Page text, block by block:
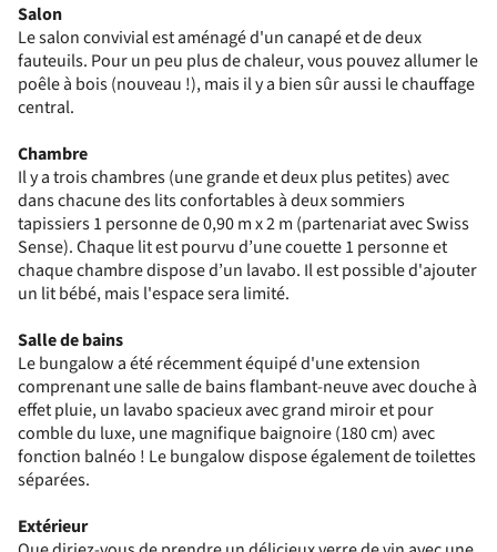
Salon
Le salon convivial est aménagé d'un canapé et de deux
fauteuils. Pour un peu plus de chaleur, vous pouvez allumer le
poêle à bois (nouveau !), mais il y a bien sûr aussi le chauffage
central.
Chambre
Il y a trois chambres (une grande et deux plus petites) avec
dans chacune des lits confortables à deux sommiers
tapissiers 1 personne de 0,90 m x 2 m (partenariat avec Swiss
Sense). Chaque lit est pourvu d’une couette 1 personne et
chaque chambre dispose d’un lavabo. Il est possible d'ajouter
un lit bébé, mais l'espace sera limité.
Salle de bains
Le bungalow a été récemment équipé d'une extension
comprenant une salle de bains flambant-neuve avec douche à
effet pluie, un lavabo spacieux avec grand miroir et pour
comble du luxe, une magnifique baignoire (180 cm) avec
fonction balnéo ! Le bungalow dispose également de toilettes
séparées.
Extérieur